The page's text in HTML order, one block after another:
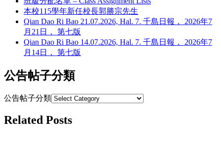
本校115學年新任校長郭勝宗先生
Qian Dao Ri Bao 21.07.2026, Hal. 7. 千島日報， 2026年7
月21日， 第七版
Qian Dao Ri Bao 14.07.2026, Hal. 7. 千島日報， 2026年7
月14日， 第七版
公告帖子分類
公告帖子分類
Related Posts